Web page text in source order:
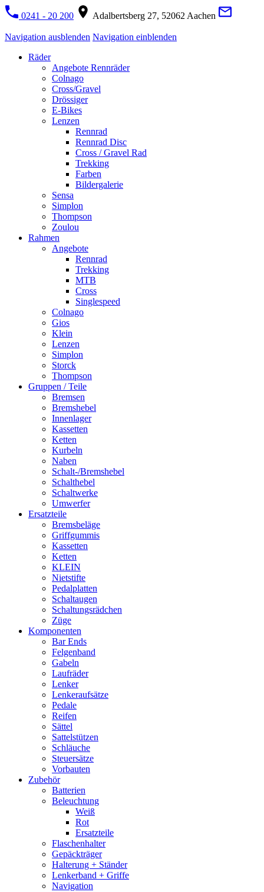
0241 - 20 200 Adalbertsberg 27, 52062 Aachen
Navigation ausblenden Navigation einblenden
Räder
Angebote Rennräder
Colnago
Cross/Gravel
Drössiger
E-Bikes
Lenzen
Rennrad
Rennrad Disc
Cross / Gravel Rad
Trekking
Farben
Bildergalerie
Sensa
Simplon
Thompson
Zoulou
Rahmen
Angebote
Rennrad
Trekking
MTB
Cross
Singlespeed
Colnago
Gios
Klein
Lenzen
Simplon
Storck
Thompson
Gruppen / Teile
Bremsen
Bremshebel
Innenlager
Kassetten
Ketten
Kurbeln
Naben
Schalt-/Bremshebel
Schalthebel
Schaltwerke
Umwerfer
Ersatzteile
Bremsbeläge
Griffgummis
Kassetten
Ketten
KLEIN
Nietstifte
Pedalplatten
Schaltaugen
Schaltungsrädchen
Züge
Komponenten
Bar Ends
Felgenband
Gabeln
Laufräder
Lenker
Lenkeraufsätze
Pedale
Reifen
Sättel
Sattelstützen
Schläuche
Steuersätze
Vorbauten
Zubehör
Batterien
Beleuchtung
Weiß
Rot
Ersatzteile
Flaschenhalter
Gepäckträger
Halterung + Ständer
Lenkerband + Griffe
Navigation